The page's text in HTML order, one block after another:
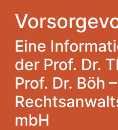
Eine
der Prof. Dr.
Prof. Dr. Böh
mbH